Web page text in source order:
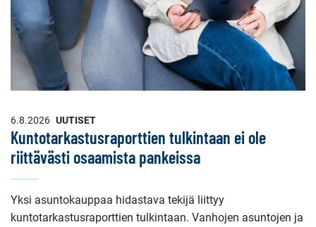
6.8.2026 UUTISET
Kuntotarkastusraporttien tulkintaan ei ole
riittävästi osaamista pankeissa
Yksi asuntokauppaa hidastava tekijä liittyy
kuntotarkastusraporttien tulkintaan. Vanhojen asuntojen ja